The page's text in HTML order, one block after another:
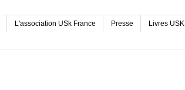
L'association USk France Presse Livres USK